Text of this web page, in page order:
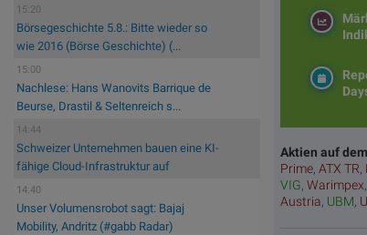
15:20
Börsegeschichte 5.8.: Bitte wieder so
wie 2016 (Börse Geschichte) (...
15:00
Nachlese: Hans Wanovits Barrique de
Beurse, Drastil & Seltenreich s...
14:44
Schweizer Unternehmen bauen eine KI-
fähige Cloud-Infrastruktur auf
14:40
Unser Volumensrobot sagt: Bajaj
Mobility, Andritz (#gabb Radar)
Aktien auf
Prime,ATX TR,
VIG,Warimpex,
Austria, UBM,